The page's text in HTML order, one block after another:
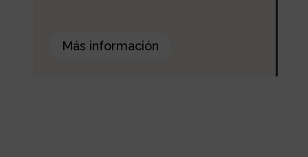
Más información